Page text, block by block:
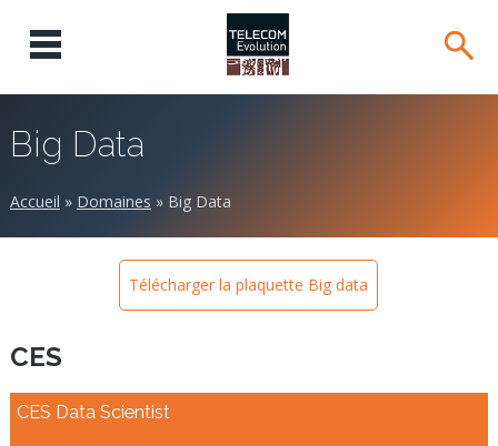
Big Data
Accueil » Domaines » Big Data
Télécharger la plaquette Big data
CES
CES Data Scientist